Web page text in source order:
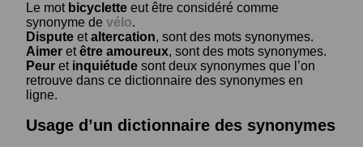
Le mot bicyclette eut être considéré comme
synonyme de vélo.
Dispute etaltercation, sont des mots synonymes.
Aimer etêtre amoureux, sont des mots synonymes.
Peur et inquiétude sont deux synonymes que l’on
retrouve dans ce dictionnaire des synonymes en
ligne.
Usage d’un dictionnaire des synonymes